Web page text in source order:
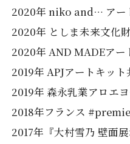
2020年 niko and… アー
2020年 としま未来文化
2020年 AND MADEアー
2019年 APJアートキッ
2019年 森永乳業アロエ
2018年フランス
2017年『大村雪乃 壁面